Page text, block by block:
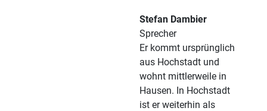
Stefan Dambier
Sprecher
Er kommt ursprünglich
aus Hochstadt und
wohnt mittlerweile in
Hausen. In Hochstadt
ist er weiterhin als